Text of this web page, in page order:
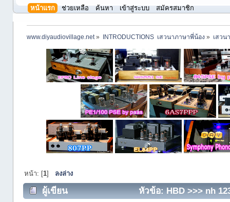
หน้าแรก ช่วยเหลือ ค้นหา เข้าสู่ระบบ สมัครสมาชิก
www.diyaudiovillage.net» INTRODUCTIONS  เสวนาภาษาพี่น้อง» เสวน
หน้า: [1] ลงล่าง
ผู้เขียน หัวข้อ: HBD >>> nh